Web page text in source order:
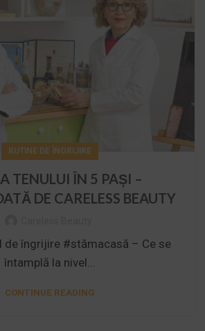
RUTINE DE ÎNGRIJIRE
TENULUI ÎN 5 PAȘI –
DE CARELESS BEAUTY
de îngrijire #stămacasă – Ce se
întamplă la nivel...
CONTINUE READING